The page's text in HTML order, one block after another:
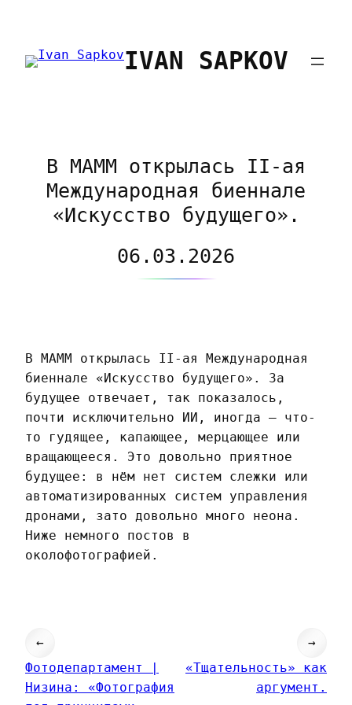
содержимому
IVAN SAPKOV
В МАММ открылась II-ая
Международная биеннале
«Искусство будущего».
06.03.2026
В МАММ открылась II-ая Международная
биеннале «Искусство будущего». За
будущее отвечает, так показалось,
почти исключительно ИИ, иногда — что-
то гудящее, капающее, мерцающее или
вращающееся. Это довольно приятное
будущее: в нём нет систем слежки или
автоматизированных систем управления
дронами, зато довольно много неона.
Ниже немного постов в
околофотографией.
←
Фотодепартамент |
Низина: «Фотография
«Тщательность» как
аргумент.
→